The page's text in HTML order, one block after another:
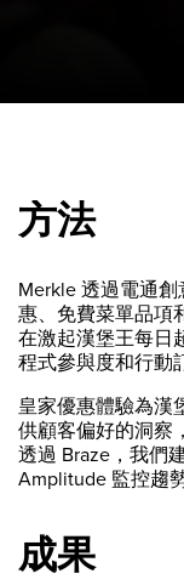
方法
Merkle 透過電通
惠、免費菜單品項
在激起漢堡王每日
程式參與度和行動
皇家優惠體驗為漢
供顧客偏好的洞察
透過 Braze，我們
Amplitude 監控趨
成果